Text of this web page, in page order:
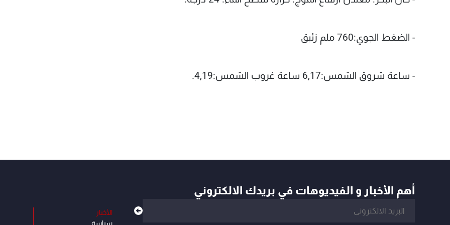
- الضغط الجوي:760 ملم زئبق
- ساعة شروق الشمس:6,17 ساعة غروب الشمس:4,19.
أهم الأخبار و الفيديوهات في بريدك الالكتروني
الأخبار
سياسة